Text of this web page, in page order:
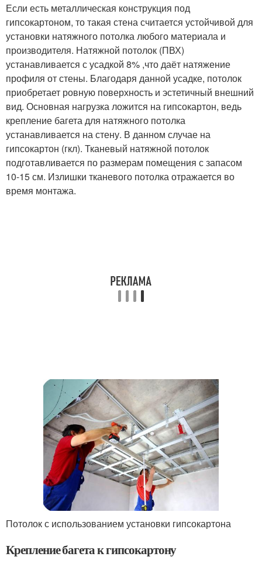
Если есть металлическая конструкция под
гипсокартоном, то такая стена считается устойчивой для
установки натяжного потолка любого материала и
производителя. Натяжной потолок (ПВХ)
устанавливается с усадкой 8% ,что даёт натяжение
профиля от стены. Благодаря данной усадке, потолок
приобретает ровную поверхность и эстетичный внешний
вид. Основная нагрузка ложится на гипсокартон, ведь
крепление багета для натяжного потолка
устанавливается на стену. В данном случае на
гипсокартон (гкл). Тканевый натяжной потолок
подготавливается по размерам помещения с запасом
10-15 см. Излишки тканевого потолка отражается во
время монтажа.
Потолок с использованием установки гипсокартона
Крепление багета к гипсокартону